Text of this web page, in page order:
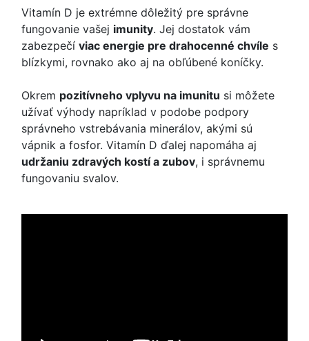
Vitamín D je extrémne dôležitý pre správne
fungovanie vašej imunity. Jej dostatok vám
zabezpečí viac energie pre drahocenné chvíle s
blízkymi, rovnako ako aj na obľúbené koníčky.
Okrem pozitívneho vplyvu na imunitu si môžete
užívať výhody napríklad v podobe podpory
správneho vstrebávania minerálov, akými sú
vápnik a fosfor. Vitamín D ďalej napomáha aj
udržaniu zdravých kostí a zubov, i správnemu
fungovaniu svalov.